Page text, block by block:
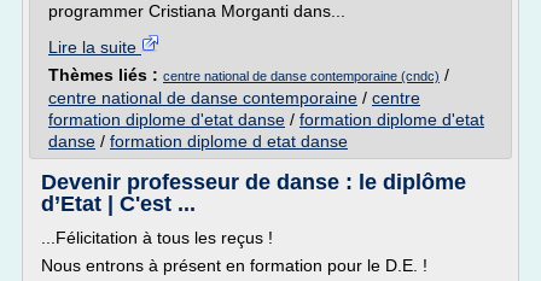
programmer Cristiana Morganti dans...
Lire la suite
Thèmes liés : centre national de danse contemporaine (cndc) /
centre national de danse contemporaine / centre
formation diplome d'etat danse / formation diplome d'etat
danse / formation diplome d etat danse
Devenir professeur de danse : le diplôme
d’Etat | C'est ...
...Félicitation à tous les reçus !
Nous entrons à présent en formation pour le D.E. !